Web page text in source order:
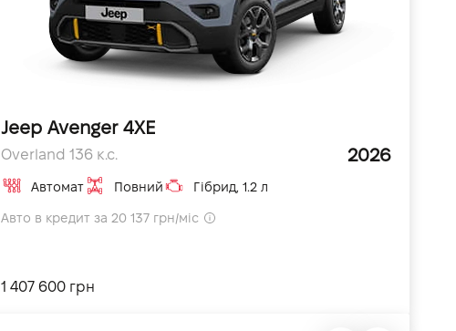
Jeep Avenger 4XE
Overland 136 к.с. 2026
Автомат Повний Гібрид, 1.2 л
Авто в кредит за 20 137 грн/міс
1 407 600 грн